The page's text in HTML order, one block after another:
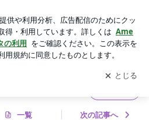
ブログの更新通知
を受け取りまし
開く
一覧 次の記事へ